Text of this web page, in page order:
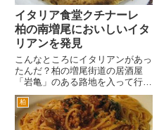
イタリア食堂クチナーレ
柏の南増尾においしいイタ
リアンを発見
こんなところにイタリアンがあっ
たんだ？柏の増尾街道の居酒屋
「岩亀」のある路地を入って行っ
た先にあります。しらなかた。
イタリアンレストラン「イタリア
食堂 クチナーレ」さんです。
駐車場は、店舗の向かいの月極
柏